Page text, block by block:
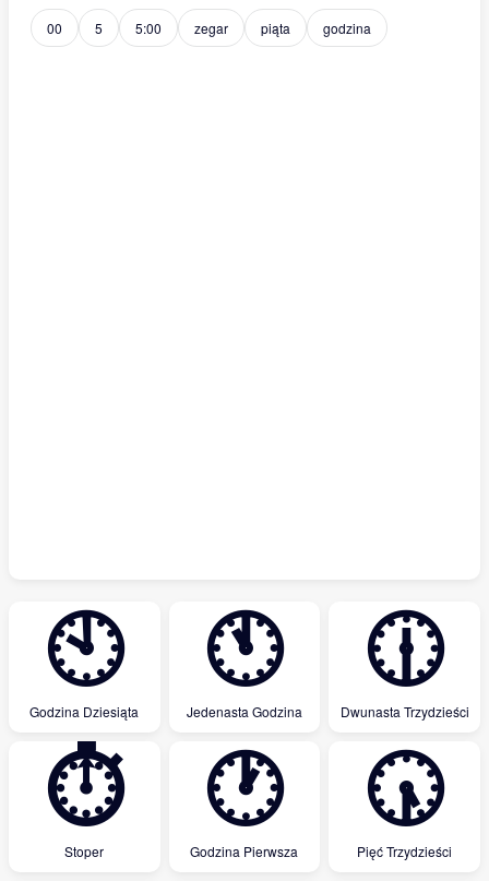
00 5 5:00 zegar piąta godzina
🕙
Godzina Dziesiąta
🕚
Jedenasta Godzina
🕧
Dwunasta Trzydzieści
⏱
Stoper
🕐
Godzina Pierwsza
🕠
Pięć Trzydzieści